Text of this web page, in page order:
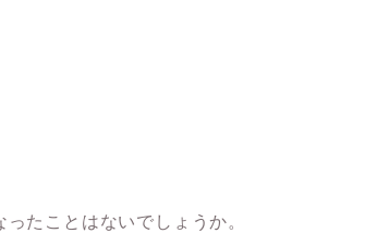
たことはないでしょうか。